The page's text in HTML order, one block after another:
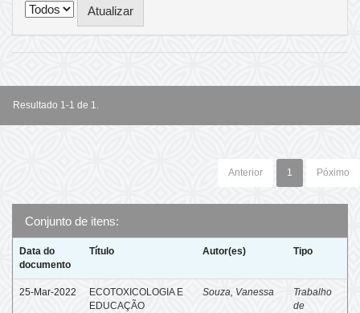
Resultado 1-1 de 1.
Anterior 1 Póximo
Conjunto de itens:
Data do
documento
Título Autor(es) Tipo
25-Mar-2022
ECOTOXICOLOGIA E
EDUCAÇÃO
Souza, Vanessa
Trabalho
de